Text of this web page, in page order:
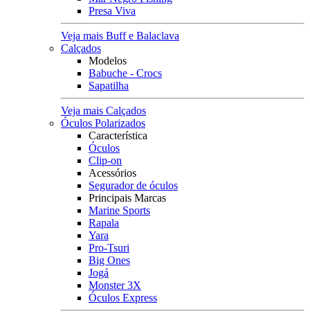
Presa Viva
Veja mais Buff e Balaclava
Calçados
Modelos
Babuche - Crocs
Sapatilha
Veja mais Calçados
Óculos Polarizados
Característica
Óculos
Clip-on
Acessórios
Segurador de óculos
Principais Marcas
Marine Sports
Rapala
Yara
Pro-Tsuri
Big Ones
Jogá
Monster 3X
Óculos Express